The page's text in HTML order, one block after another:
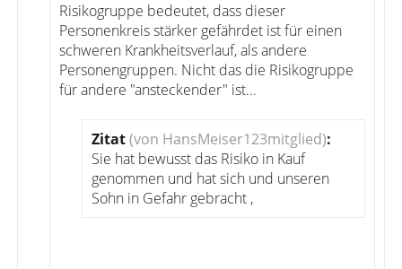
Risikogruppe bedeutet, dass dieser
Personenkreis stärker gefährdet ist für einen
schweren Krankheitsverlauf, als andere
Personengruppen. Nicht das die Risikogruppe
für andere "ansteckender" ist...
Zitat(von HansMeiser123mitglied):
Sie hat bewusst das Risiko in Kauf
genommen und hat sich und unseren
Sohn in Gefahr gebracht ,